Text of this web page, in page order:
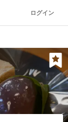
ログイン